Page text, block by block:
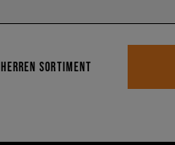
HERREN SORTIMENT